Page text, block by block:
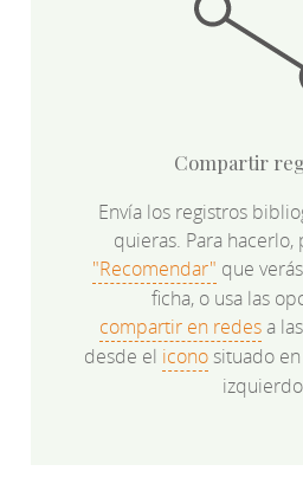
Compartir
Envía los registros
quieras. Para
"Recomendar" que
ficha, o usa las
compartir en redesa
desde el iconosituado